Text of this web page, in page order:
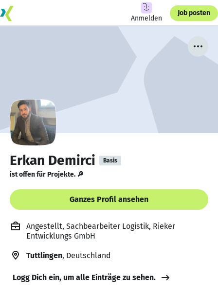
Anmelden
Job posten
Erkan Demirci Basis
ist offen für Projekte. 🔎
Ganzes Profil ansehen
Angestellt, Sachbearbeiter Logistik, Rieker
Entwicklungs GmbH
Tuttlingen, Deutschland
Logg Dich ein, um alle Einträge zu sehen.